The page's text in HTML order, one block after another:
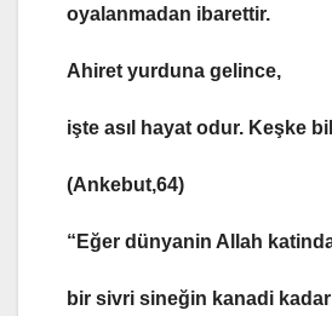
oyalanmadan ibarettir.
Ahiret yurduna gelince,
işte asıl hayat odur. Keşke
(Ankebut,64)
“Eğer dünyanin Allah
bir sivri sineğin kanadi